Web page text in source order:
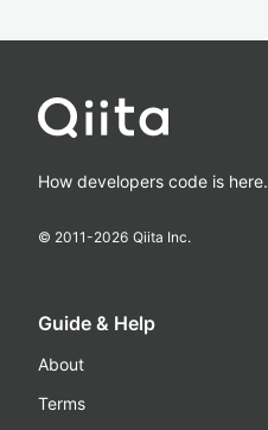
How developers code is here.
© 2011-2026 Qiita Inc.
Guide & Help
About
Terms